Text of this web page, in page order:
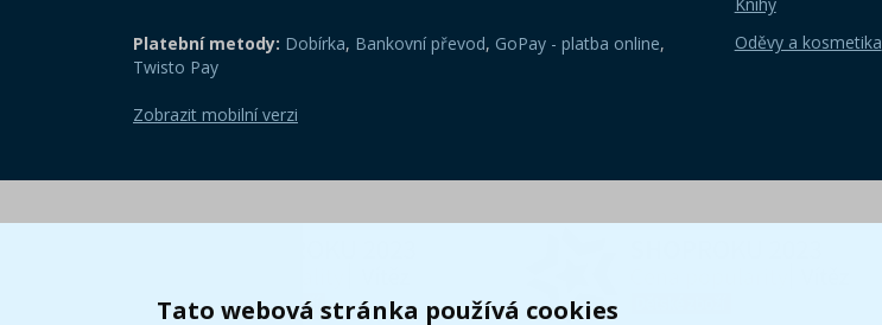
Tato webová stránka používá cookies
Oděvy a kosmetika
Platební metody: Dobírka, Bankovní převod, GoPay - platba online,
Twisto Pay
Zobrazit mobilní verzi